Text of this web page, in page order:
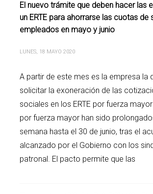
El nuevo trámite que deben hacer las
un ERTE para ahorrarse las cuotas de
empleados en mayo y junio
LUNES, 18 MAYO 2020
A partir de este mes es la empresa la
solicitar la exoneración de las
sociales en los ERTE por fuerza
por fuerza mayor han sido
semana hasta el 30 de junio, tras el
alcanzado por el Gobierno con los
patronal. El pacto permite que las